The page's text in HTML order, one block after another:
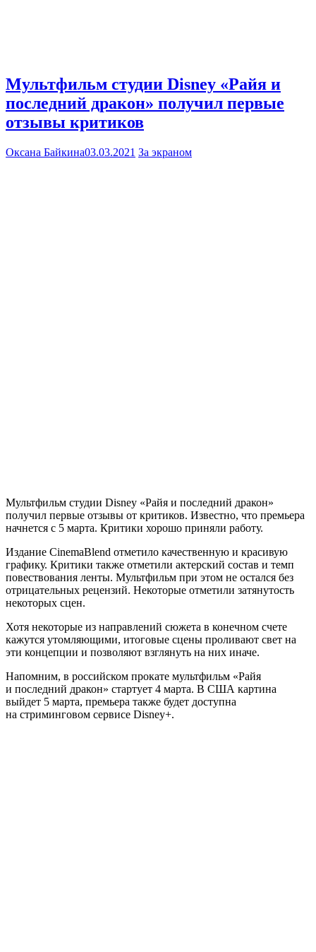
Мультфильм студии Disney «Райя и
последний дракон» получил первые
отзывы критиков
Оксана Байкина03.03.2021 За экраном
Мультфильм студии Disney «Райя и последний дракон»
получил первые отзывы от критиков. Известно, что премьера
начнется с 5 марта. Критики хорошо приняли работу.
Издание CinemaBlend отметило качественную и красивую
графику. Критики также отметили актерский состав и темп
повествования ленты. Мультфильм при этом не остался без
отрицательных рецензий. Некоторые отметили затянутость
некоторых сцен.
Хотя некоторые из направлений сюжета в конечном счете
кажутся утомляющими, итоговые сцены проливают свет на
эти концепции и позволяют взглянуть на них иначе.
Напомним, в российском прокате мультфильм «Райя
и последний дракон» стартует 4 марта. В США картина
выйдет 5 марта, премьера также будет доступна
на стриминговом сервисе Disney+.